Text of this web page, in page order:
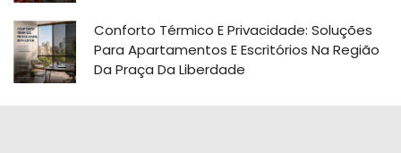
Conforto Térmico E Privacidade: Soluções
Para Apartamentos E Escritórios Na Região
Da Praça Da Liberdade